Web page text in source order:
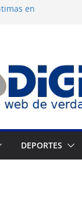
en
tras
mesa de
DEPORTES